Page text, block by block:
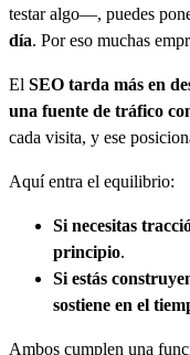
testar algo—, puedes
día. Por eso muchas
El SEO tarda más en
una fuente de tráfico
cada visita, y ese
Aquí entra el equilibrio:
Si necesitas
principio.
Si estás
sostiene en el
Ambos cumplen una